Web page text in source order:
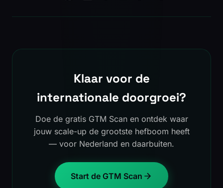
Klaar voor de
internationale doorgroei?
Doe de gratis GTM Scan en ontdek waar
jouw scale-up de grootste hefboom heeft
— voor Nederland en daarbuiten.
Start de GTM Scan